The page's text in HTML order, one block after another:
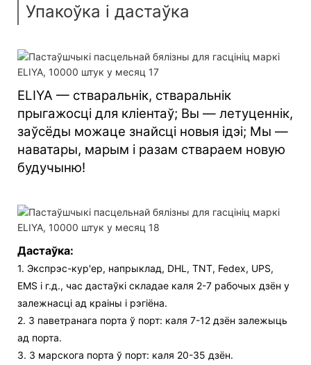
Упакоўка і дастаўка
ELIYA — стваральнік, стваральнік
прыгажосці для кліентаў; Вы — летуценнік,
заўсёды можаце знайсці новыя ідэі; Мы —
наватары, марым і разам ствараем новую
будучыню!
Дастаўка:
1. Экспрэс-кур'ер, напрыклад, DHL, TNT, Fedex, UPS,
EMS і г.д., час дастаўкі складае каля 2-7 рабочых дзён у
залежнасці ад краіны і рэгіёна.
2. З паветранага порта ў порт: каля 7-12 дзён залежыць
ад порта.
3. З марскога порта ў порт: каля 20-35 дзён.